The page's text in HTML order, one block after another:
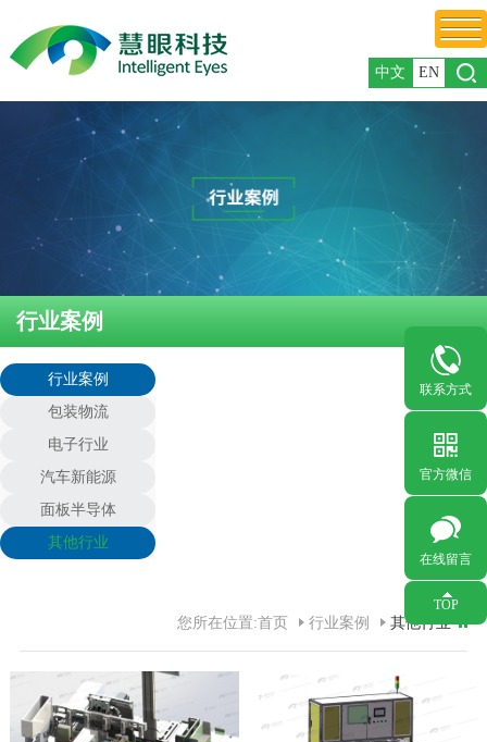
打开
中文 EN
行业案例
行业案例
包装物流
电子行业
汽车新能源
面板半导体
其他行业
您所在位置:首页 行业案例 其他行业
联系方式
官方微信
在线留言
TOP